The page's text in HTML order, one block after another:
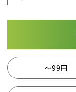
〜99円